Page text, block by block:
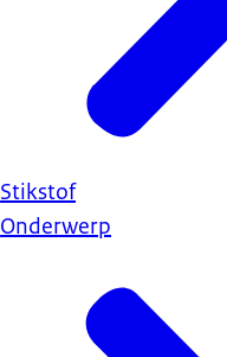
Stikstof
Onderwerp